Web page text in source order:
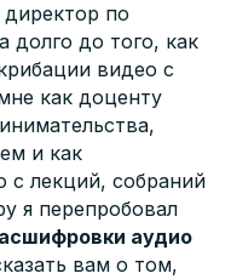
директор по
долго до того, как
видео с
как доценту
и как
с лекций, собраний
я перепробовал
аудио
вам о том,